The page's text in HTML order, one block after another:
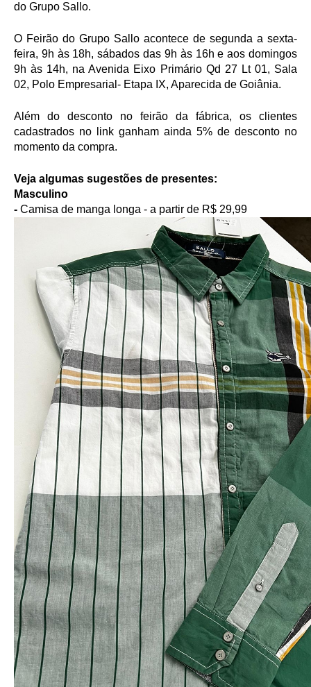
do Grupo Sallo.
O Feirão do Grupo Sallo acontece de segunda a sexta-
feira, 9h às 18h, sábados das 9h às 16h e aos domingos
9h às 14h, na Avenida Eixo Primário Qd 27 Lt 01, Sala
02, Polo Empresarial- Etapa IX, Aparecida de Goiânia.
Além do desconto no feirão da fábrica, os clientes
cadastrados no link ganham ainda 5% de desconto no
momento da compra.
Veja algumas sugestões de presentes:
Masculino
- Camisa de manga longa - a partir de R$ 29,99